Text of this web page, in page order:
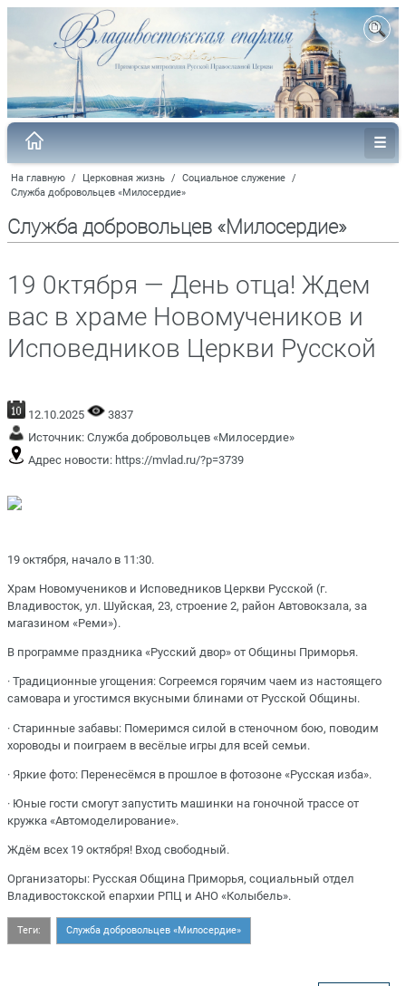
На главную / Церковная жизнь / Социальное служение /
Служба добровольцев «Милосердие»
Служба добровольцев «Милосердие»
19 0ктября — День отца! Ждем
вас в храме Новомучеников и
Исповедников Церкви Русской
12.10.2025
3837
Источник: Служба добровольцев «Милосердие»
Адрес новости: https://mvlad.ru/?p=3739
19 октября, начало в 11:30.
Храм Новомучеников и Исповедников Церкви Русской (г.
Владивосток, ул. Шуйская, 23, строение 2, район Автовокзала, за
магазином «Реми»).
В программе праздника «Русский двор» от Общины Приморья.
· Традиционные угощения: Согреемся горячим чаем из настоящего
самовара и угостимся вкусными блинами от Русской Общины.
· Старинные забавы: Померимся силой в стеночном бою, поводим
хороводы и поиграем в весёлые игры для всей семьи.
· Яркие фото: Перенесёмся в прошлое в фотозоне «Русская изба».
· Юные гости смогут запустить машинки на гоночной трассе от
кружка «Автомоделирование».
Ждём всех 19 октября! Вход свободный.
Организаторы: Русская Община Приморья, социальный отдел
Владивостокской епархии РПЦ и АНО «Колыбель».
Теги: Служба добровольцев «Милосердие»